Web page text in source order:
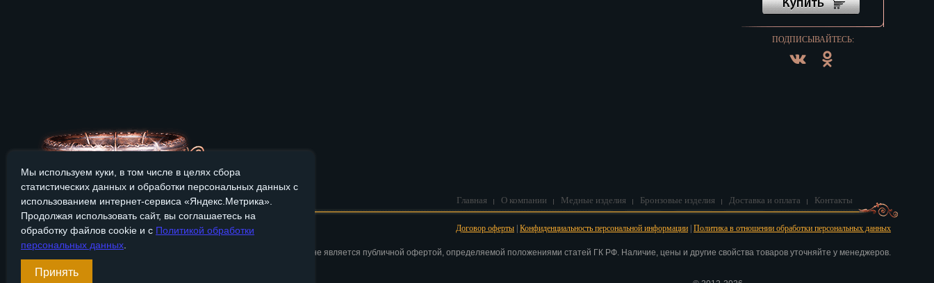
ПОДПИСЫВАЙТЕСЬ:
Мы используем куки, в том числе в целях сбора
статистических данных и обработки персональных данных с
использованием интернет-сервиса «Яндекс.Метрика».
Продолжая использовать сайт, вы соглашаетесь на
обработку файлов cookie и с Политикой обработки
персональных данных
Принять
Главная О компании Медные изделия Бронзовые изделия Доставка и оплата Контакты
Договор оферты Конфиденциальность персональной информации Политика в отношении обработки персональных данных
Сайт Bronzevek.ru носит только информационный характер, и не является публичной офертой, определяемой положениями статей ГК РФ. Наличие, цены и другие свойства товаров уточняйте у менеджеров.